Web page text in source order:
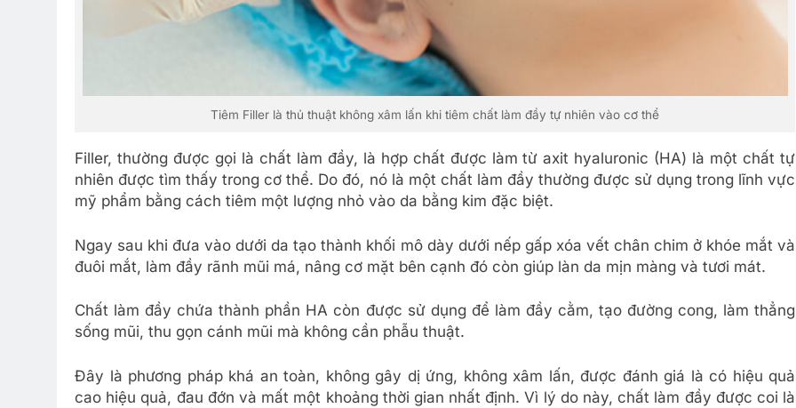
Tiêm Filler là thủ thuật không xâm lấn khi tiêm chất làm đầy tự nhiên vào cơ thể
Filler, thường được gọi là chất làm đầy, là hợp chất được làm từ axit hyaluronic (HA) là một chất tự
nhiên được tìm thấy trong cơ thể. Do đó, nó là một chất làm đầy thường được sử dụng trong lĩnh vực
mỹ phẩm bằng cách tiêm một lượng nhỏ vào da bằng kim đặc biệt.
Ngay sau khi đưa vào dưới da tạo thành khối mô dày dưới nếp gấp xóa vết chân chim ở khóe mắt và
đuôi mắt, làm đầy rãnh mũi má, nâng cơ mặt bên cạnh đó còn giúp làn da mịn màng và tươi mát.
Chất làm đầy chứa thành phần HA còn được sử dụng để làm đầy cằm, tạo đường cong, làm thẳng
sống mũi, thu gọn cánh mũi mà không cần phẫu thuật.
Đây là phương pháp khá an toàn, không gây dị ứng, không xâm lấn, được đánh giá là có hiệu quả
cao hiệu quả, đau đớn và mất một khoảng thời gian nhất định. Vì lý do này, chất làm đầy được coi là